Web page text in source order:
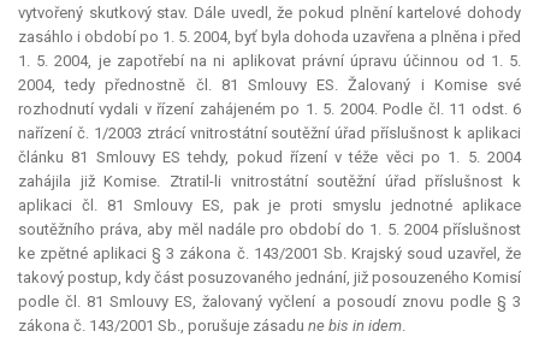
vytvořený skutkový stav. Dále uvedl, že pokud plnění kartelové dohody
zasáhlo i období po 1. 5. 2004, byť byla dohoda uzavřena a plněna i před
1. 5. 2004, je zapotřebí na ni aplikovat právní úpravu účinnou od 1. 5.
2004, tedy přednostně čl. 81 Smlouvy ES. Žalovaný i Komise své
rozhodnutí vydali v řízení zahájeném po 1. 5. 2004. Podle čl. 11 odst. 6
nařízení č. 1/2003 ztrácí vnitrostátní soutěžní úřad příslušnost k aplikaci
článku 81 Smlouvy ES tehdy, pokud řízení v téže věci po 1. 5. 2004
zahájila již Komise. Ztratil-li vnitrostátní soutěžní úřad příslušnost k
aplikaci čl. 81 Smlouvy ES, pak je proti smyslu jednotné aplikace
soutěžního práva, aby měl nadále pro období do 1. 5. 2004 příslušnost
ke zpětné aplikaci § 3 zákona č. 143/2001 Sb. Krajský soud uzavřel, že
takový postup, kdy část posuzovaného jednání, již posouzeného Komisí
podle čl. 81 Smlouvy ES, žalovaný vyčlení a posoudí znovu podle § 3
zákona č. 143/2001 Sb., porušuje zásadu ne bis in idem.